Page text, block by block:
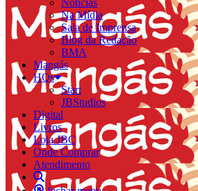
Notícias
Na Mídia
Sala de Imprensa
Blog da Redação
BMA
Mangás
HQs
Start
JBStudios
Digital
Livros
Loja JBC
Onde Comprar
Atendimento